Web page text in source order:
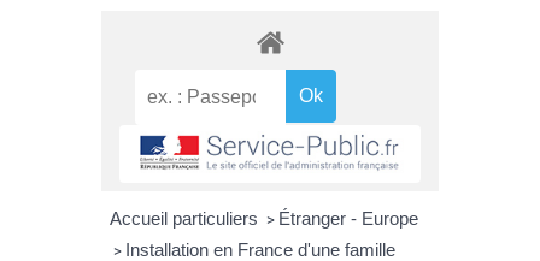
Accueil particuliers > Étranger - Europe
> Installation en France d'une famille